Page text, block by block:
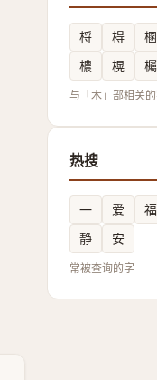
㭩 棏 㮯
檂
榥 欘
与「木」部相关
热搜
一 爱 福
静
安
常被查询的字